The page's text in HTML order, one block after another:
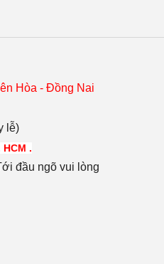
Hòa - Đồng Nai
lễ)
HCM .
đầu ngõ vui lòng